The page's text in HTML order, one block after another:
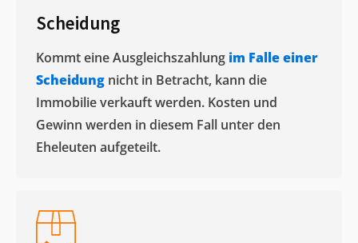
Scheidung
Kommt eine Ausgleichszahlung im Falle einer
Scheidung nicht in Betracht, kann die
Immobilie verkauft werden. Kosten und
Gewinn werden in diesem Fall unter den
Eheleuten aufgeteilt.​